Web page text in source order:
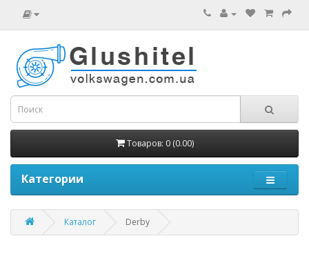
Товаров: 0 (0.00)
Категории
Каталог Derby